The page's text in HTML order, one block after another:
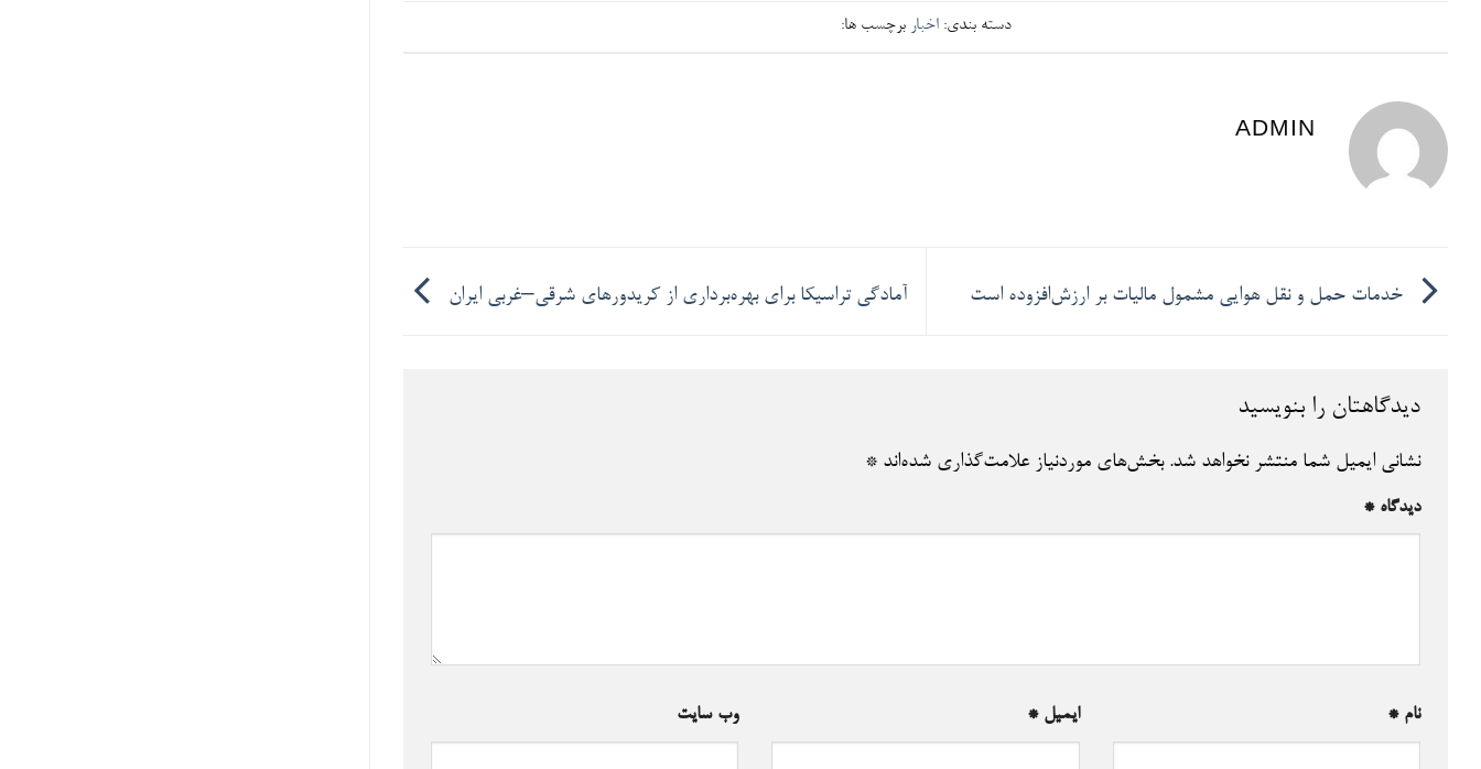
دسته بندی: اخبار برچسب ها:
ADMIN
خدمات حمل و نقل هوایی مشمول مالیات بر ارزش‌افزوده است آمادگی تراسیکا برای بهره‌برداری از کریدورهای شرقی–غربی ایران
دیدگاهتان را بنویسید
نشانی ایمیل شما منتشر نخواهد شد. بخش‌های موردنیاز علامت‌گذاری شده‌اند *
دیدگاه*
نام* ایمیل* وب‌ سایت